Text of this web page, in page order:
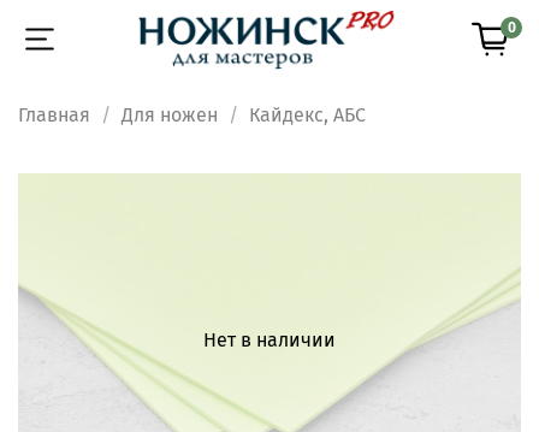
0
Главная Для ножен Кайдекс, АБС
Нет в наличии